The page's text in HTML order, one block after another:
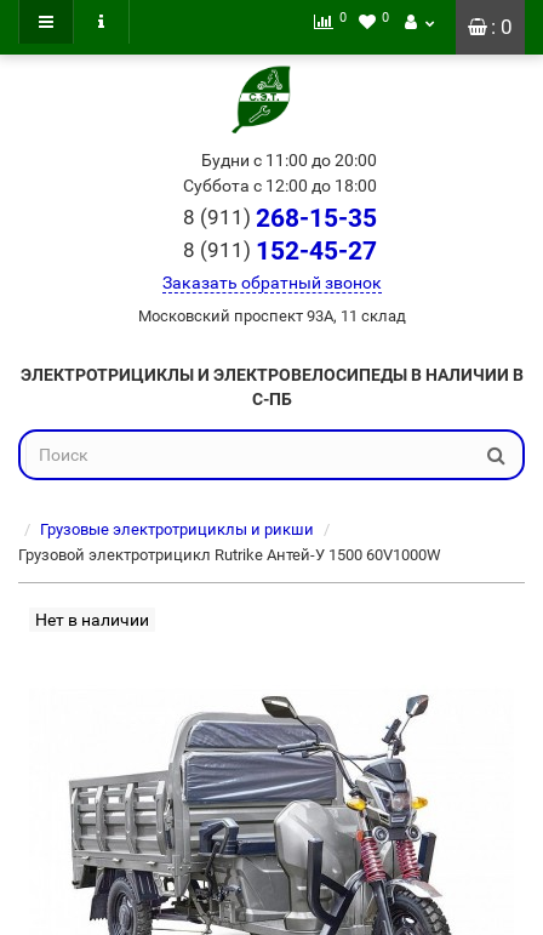
: 0
0 0
Будни с 11:00 до 20:00
Суббота с 12:00 до 18:00
8 (911) 268-15-35
8 (911) 152-45-27
Заказать обратный звонок
Московский проспект 93А, 11 склад
ЭЛЕКТРОТРИЦИКЛЫ И ЭЛЕКТРОВЕЛОСИПЕДЫ В НАЛИЧИИ В
С-ПБ
Грузовые электротрициклы и рикши
Грузовой электротрицикл Rutrike Антей-У 1500 60V1000W
Нет в наличии